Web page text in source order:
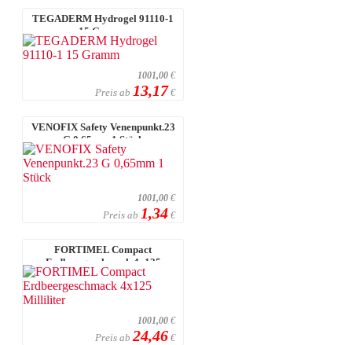
TEGADERM Hydrogel 91110-1
15 Gramm
1001,00 €
Preis ab 13,17 €
VENOFIX Safety Venenpunkt.23
G 0,65mm 1 Stück
1001,00 €
Preis ab 1,34 €
FORTIMEL Compact
Erdbeergeschmack 4x125
Milliliter
1001,00 €
Preis ab 24,46 €